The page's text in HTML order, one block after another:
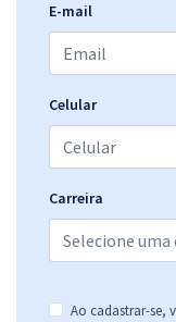
E-mail
Celular
Carreira
Ao cadastrar-se,